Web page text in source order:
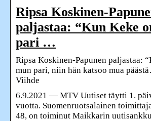
Ripsa Koskinen-
paljastaa: “Kun Keke
pari …
Ripsa Koskinen-Papunen paljastaa:
mun pari, niin hän katsoo mua
Viihde
6.9.2021 — MTV Uutiset täytti 1.
vuotta. Suomenruotsalainen
48, on toiminut Maikkarin